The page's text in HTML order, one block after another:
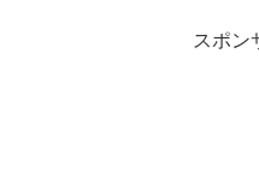
スポン